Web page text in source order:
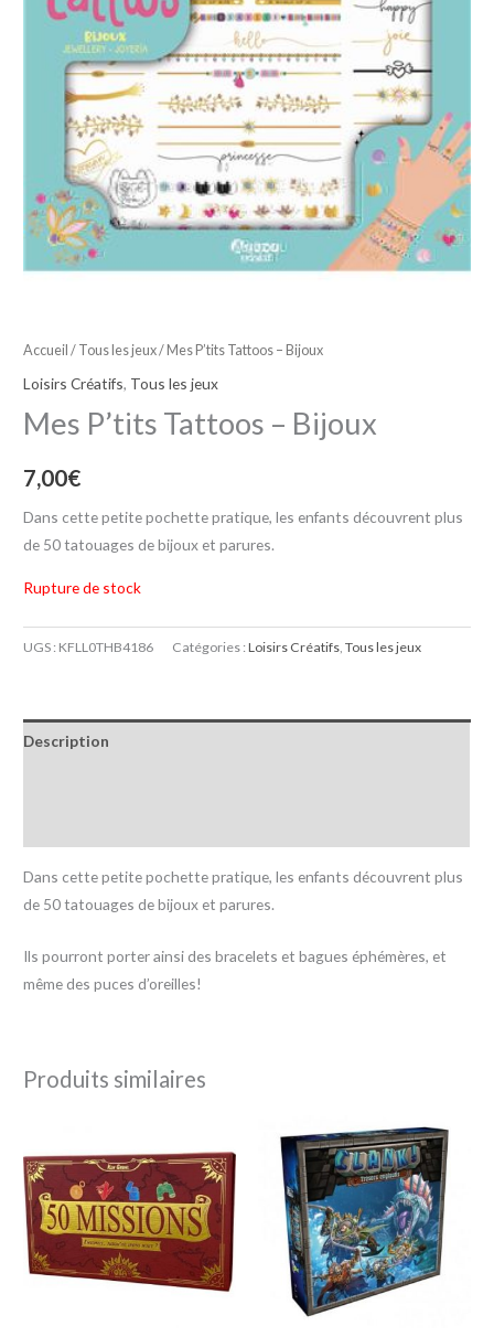
Accueil / Tous les jeux/ Mes P’tits Tattoos – Bijoux
Loisirs Créatifs, Tous les jeux
Mes P’tits Tattoos – Bijoux
7,00€
Dans cette petite pochette pratique, les enfants découvrent plus
de 50 tatouages de bijoux et parures.
Rupture de stock
UGS : KFLL0THB4186 Catégories :Loisirs Créatifs ,Tous les jeux
Description
Dans cette petite pochette pratique, les enfants découvrent plus
de 50 tatouages de bijoux et parures.
Ils pourront porter ainsi des bracelets et bagues éphémères, et
même des puces d’oreilles!
Produits similaires